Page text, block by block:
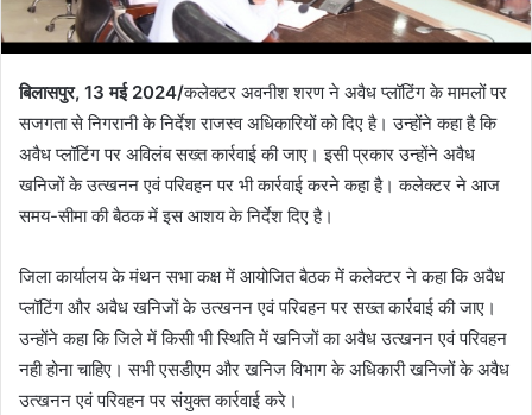
बिलासपुर, 13 मई 2024/कलेक्टर अवनीश शरण ने अवैध प्लॉटिंग के मामलों पर
सजगता से निगरानी के निर्देश राजस्व अधिकारियों को दिए है। उन्होंने कहा है कि
अवैध प्लॉटिंग पर अविलंब सख्त कार्रवाई की जाए। इसी प्रकार उन्होंने अवैध
खनिजों के उत्खनन एवं परिवहन पर भी कार्रवाई करने कहा है। कलेक्टर ने आज
समय-सीमा की बैठक में इस आशय के निर्देश दिए है।
जिला कार्यालय के मंथन सभा कक्ष में आयोजित बैठक में कलेक्टर ने कहा कि अवैध
प्लॉटिंग और अवैध खनिजों के उत्खनन एवं परिवहन पर सख्त कार्रवाई की जाए।
उन्होंने कहा कि जिले में किसी भी स्थिति में खनिजों का अवैध उत्खनन एवं परिवहन
नही होना चाहिए। सभी एसडीएम और खनिज विभाग के अधिकारी खनिजों के अवैध
उत्खनन एवं परिवहन पर संयुक्त कार्रवाई करे।